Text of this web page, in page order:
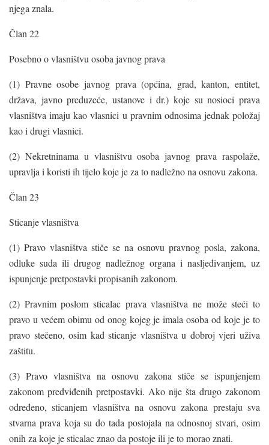
njega znala.
Član 22
Posebno o vlasništvu osoba javnog prava
(1) Pravne osobe javnog prava (općina, grad, kanton, entitet,
država, javno preduzeće, ustanove i dr.) koje su nosioci prava
vlasništva imaju kao vlasnici u pravnim odnosima jednak položaj
kao i drugi vlasnici.
(2) Nekretninama u vlasništvu osoba javnog prava raspolaže,
upravlja i koristi ih tijelo koje je za to nadležno na osnovu zakona.
Član 23
Sticanje vlasništva
(1) Pravo vlasništva stiče se na osnovu pravnog posla, zakona,
odluke suda ili drugog nadležnog organa i nasljeđivanjem, uz
ispunjenje pretpostavki propisanih zakonom.
(2) Pravnim poslom sticalac prava vlasništva ne može steći to
pravo u većem obimu od onog kojeg je imala osoba od koje je to
pravo stečeno, osim kad sticanje vlasništva u dobroj vjeri uživa
zaštitu.
(3) Pravo vlasništva na osnovu zakona stiče se ispunjenjem
zakonom predviđenih pretpostavki. Ako nije šta drugo zakonom
određeno, sticanjem vlasništva na osnovu zakona prestaju sva
stvarna prava koja su do tada postojala na odnosnoj stvari, osim
onih za koje je sticalac znao da postoje ili je to morao znati.